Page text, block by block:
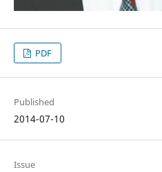
PDF
Published
2014-07-10
Issue